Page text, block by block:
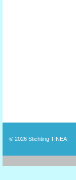
© 2026 Stichting TINEA